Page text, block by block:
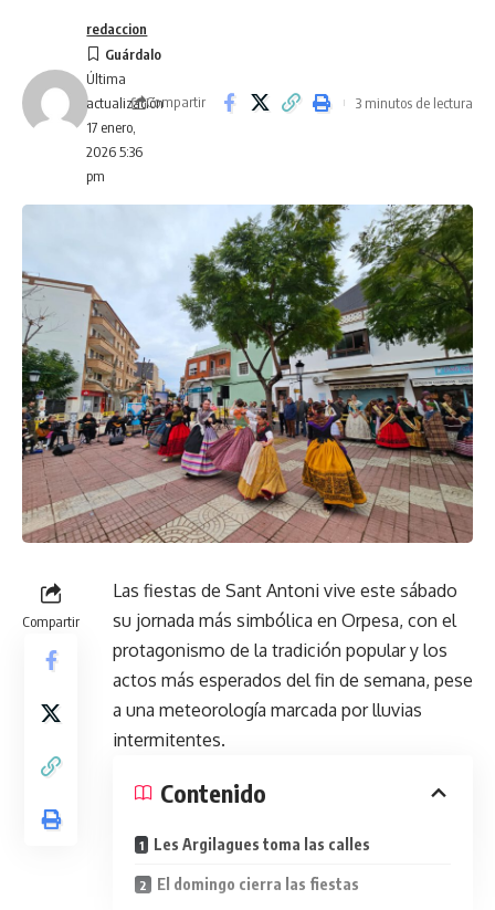
Última
actualización
17 enero,
2026 5:36
pm
redaccion
Compartir 3 minutos de lectura
Compartir
Las fiestas de Sant Antoni vive este sábado
su jornada más simbólica en Orpesa, con el
protagonismo de la tradición popular y los
actos más esperados del fin de semana, pese
a una meteorología marcada por lluvias
intermitentes.
Contenido
Les Argilagues toma las calles
El domingo cierra las fiestas